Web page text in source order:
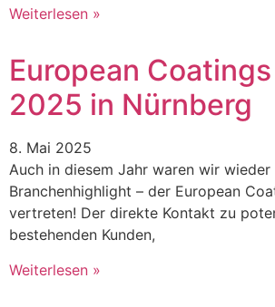
Weiterlesen »
European
2025 in Nürnberg
8. Mai 2025
Auch in diesem Jahr waren wir wieder
Branchenhighlight – der European
vertreten! Der direkte Kontakt zu
bestehenden Kunden,
Weiterlesen »